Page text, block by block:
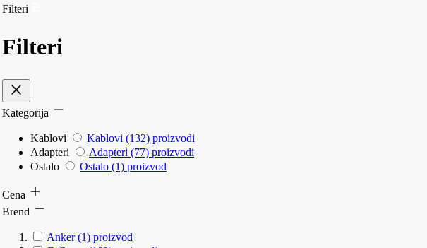
Filteri
Filteri
Kategorija
Kablovi Kablovi (132) proizvodi
Adapteri
Adapteri (77) proizvodi
Ostalo
Ostalo (1) proizvod
Cena
Brend
Anker (1) proizvod